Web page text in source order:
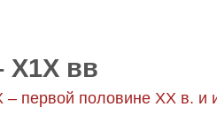
Х1Х вв
первой половине ХХ в. и